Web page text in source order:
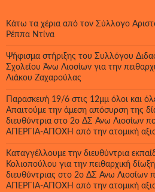
Κάτω τα χέρια από τον Σύλλογο
Ρέππα Ντίνα
Ψήφισμα στήριξης του Συλλόγου
Σχολείου Άνω Λιοσίων για την
Λιάκου Ζαχαρούλας
Παρασκευή 19/6 στις 12μμ όλοι και
Απαιτούμε την άμεση απόσυρση της
διευθύντρια στο 2ο ΔΣ Άνω Λιοσίων
ΑΠΕΡΓΙΑ-ΑΠΟΧΗ από την ατομική
Καταγγέλλουμε την διευθύντρια
Κολιοπούλου για την πειθαρχική
διευθύντριας στο 2ο ΔΣ Άνω Λιοσίων
ΑΠΕΡΓΙΑ-ΑΠΟΧΗ από την ατομική